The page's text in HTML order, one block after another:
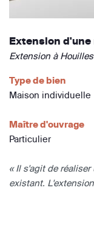
Extension d'une
Extension à Houilles
Type de bien
Maison individuelle
Maître d'ouvrage
Particulier
« Il s'agit de
existant.